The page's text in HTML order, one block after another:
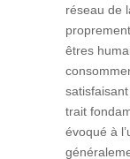
réseau de
êtres
trait
évoqué à